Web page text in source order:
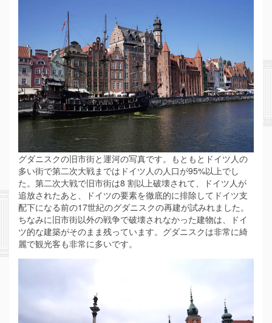
グダニスクの旧市街と運河の写真です。もともとドイツ人の
多い街で第二次大戦まではドイツ人の人口が95%以上でし
た。第二次大戦で旧市街は8 割以上破壊されて、ドイツ人が
追放されたあと、ドイツの要素を徹底的に排除してドイツ支
配下になる前の17世紀のグダニスクの再建が試みれました。
ちなみに旧市街以外の戦争で破壊されなかった建物は、ドイ
ツ的な建築がそのまま残っています。グダニスクは非常に綺
麗で観光客も非常に多いです。